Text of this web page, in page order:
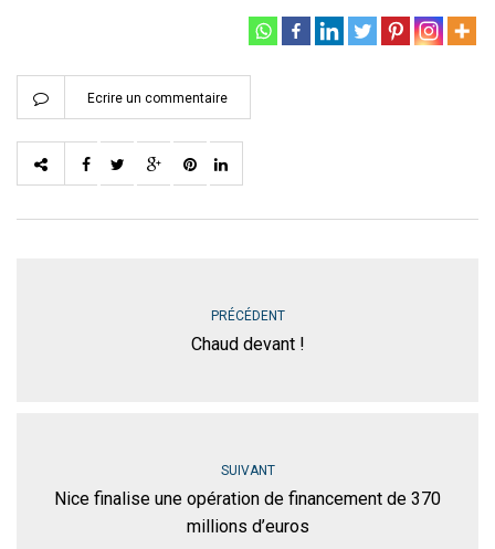
Ecrire un commentaire
PRÉCÉDENT
Chaud devant !
SUIVANT
Nice finalise une opération de financement de 370
millions d’euros